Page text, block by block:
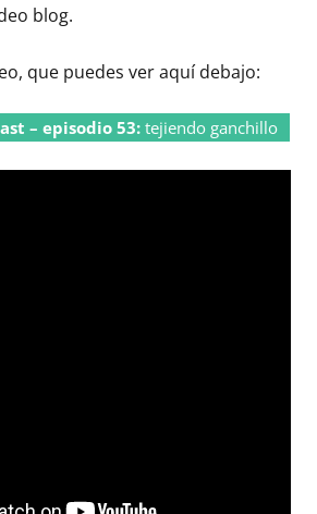
blog.
que puedes ver aquí debajo:
– episodio 53: tejiendo ganchillo